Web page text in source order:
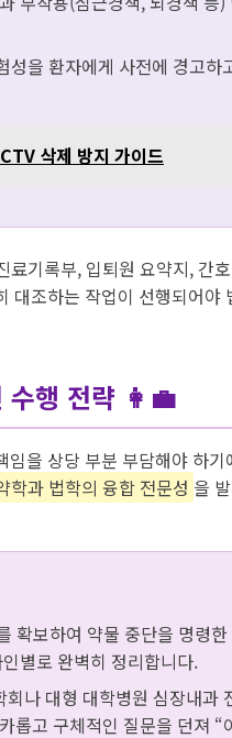
을 환자에게 사전에 경고하
삭제 방지 가이드
료기록부, 입퇴원 요약지, 간
대조하는 작업이 선행되어야
수행 전략 👩‍💼
을 상당 부분 부담해야 하
학과 법학의 융합 전문성 을
확보하여 약물 중단을 명령
별로 완벽히 정리합니다.
나 대형 대학병원 심장내과
롭고 구체적인 질문을 던져 “